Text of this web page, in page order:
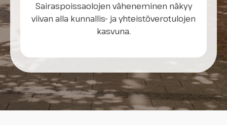
Sairaspoissaolojen väheneminen näkyy
viivan alla kunnallis- ja yhteistöverotulojen
kasvuna.